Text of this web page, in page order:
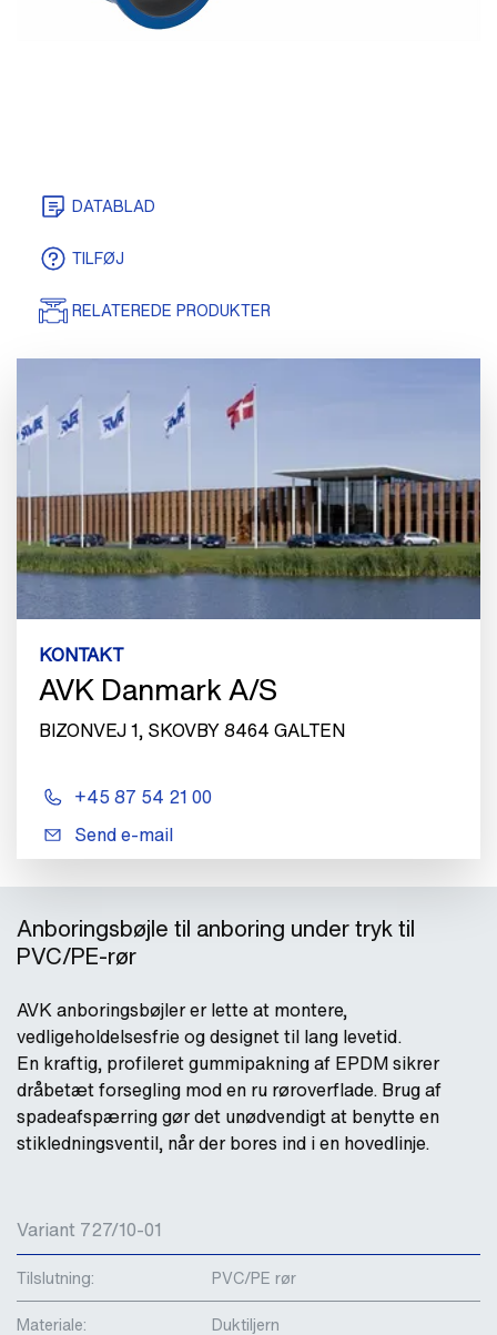
DATABLAD
TILFØJ
RELATEREDE PRODUKTER
KONTAKT
AVK Danmark A/S
BIZONVEJ 1, SKOVBY 8464 GALTEN
+45 87 54 21 00
Send e-mail
Anboringsbøjle til anboring under tryk til
PVC/PE-rør
AVK anboringsbøjler er lette at montere,
vedligeholdelsesfrie og designet til lang levetid.
En kraftig, profileret gummipakning af EPDM sikrer
dråbetæt forsegling mod en ru røroverflade. Brug af
spadeafspærring gør det unødvendigt at benytte en
stikledningsventil, når der bores ind i en hovedlinje.
Variant 727/10-01
Tilslutning:
PVC/PE rør
Materiale:
Duktiljern